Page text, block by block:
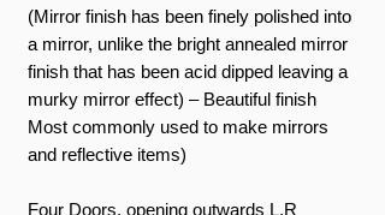
(Mirror finish has been finely polished into
a mirror, unlike the bright annealed mirror
finish that has been acid dipped leaving a
murky mirror effect) – Beautiful finish
Most commonly used to make mirrors
and reflective items)
Four Doors, opening outwards L,R